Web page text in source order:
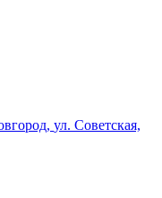
ул. Советская,